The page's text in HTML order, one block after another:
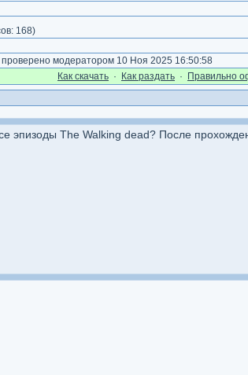
168)
модератором 10 Ноя 2025 16:50:58
Как cкачать · Как раздать · Правильно
эпизоды The Walking dead? После